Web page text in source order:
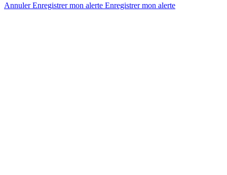
AnnulerEnregistrer mon alerte Enregistrermon alerte